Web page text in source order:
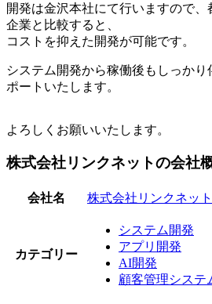
開発は金沢本社にて行いますので、
企業と比較すると、
コストを抑えた開発が可能です。
システム開発から稼働後もしっか
ポートいたします。
よろしくお願いいたします。
株式会社リンクネットの会社
会社名 株式会社リンクネット
カテゴリー
システム開発
アプリ開発
AI開発
顧客管理システ